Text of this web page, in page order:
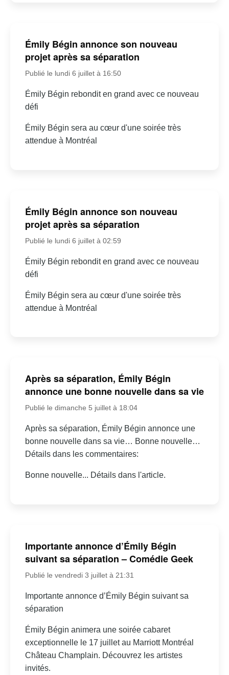
Émily Bégin annonce son nouveau
projet après sa séparation
Publié le lundi 6 juillet à 16:50
Émily Bégin rebondit en grand avec ce nouveau
défi
Émily Bégin sera au cœur d'une soirée très
attendue à Montréal
Émily Bégin annonce son nouveau
projet après sa séparation
Publié le lundi 6 juillet à 02:59
Émily Bégin rebondit en grand avec ce nouveau
défi
Émily Bégin sera au cœur d'une soirée très
attendue à Montréal
Après sa séparation, Émily Bégin
annonce une bonne nouvelle dans sa vie
Publié le dimanche 5 juillet à 18:04
Après sa séparation, Émily Bégin annonce une
bonne nouvelle dans sa vie… Bonne nouvelle…
Détails dans les commentaires:
Bonne nouvelle... Détails dans l'article.
Importante annonce d’Émily Bégin
suivant sa séparation – Comédie Geek
Publié le vendredi 3 juillet à 21:31
Importante annonce d’Émily Bégin suivant sa
séparation
Émily Bégin animera une soirée cabaret
exceptionnelle le 17 juillet au Marriott Montréal
Château Champlain. Découvrez les artistes
invités.